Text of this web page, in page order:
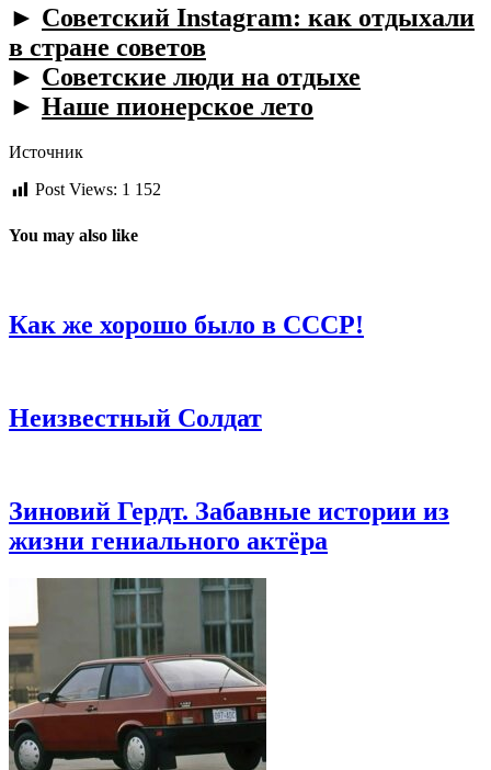
► Советский Instagram: как отдыхали
в стране советов
► Советские люди на отдыхе
► Наше пионерское лето
Источник
Post Views: 1 152
You may also like
Как же хорошо было в СССР!
Неизвестный Солдат
Зиновий Гердт. Забавные истории из
жизни гениального актёра